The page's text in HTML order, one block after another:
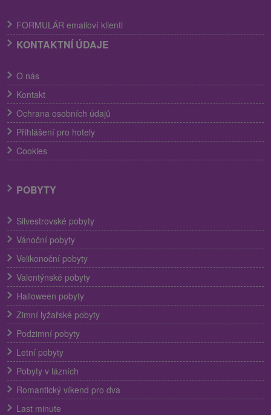
FORMULÁR emailoví klienti
KONTAKTNÍ ÚDAJE
O nás
Kontakt
Ochrana osobních údajů
Přihlášení pro hotely
Cookies
POBYTY
Silvestrovské pobyty
Vánoční pobyty
Velikonoční pobyty
Valentýnské pobyty
Halloween pobyty
Zimní lyžařské pobyty
Podzimní pobyty
Letní pobyty
Pobyty v lázních
Romantický víkend pro dva
Last minute